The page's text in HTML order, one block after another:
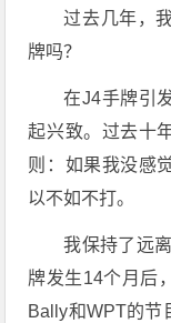
过去几年，
牌吗？
在J4手牌引
起兴致。过去十
则：如果我没感
以不如不打。
我保持了远
牌发生14个月后
Bally和WPT的节